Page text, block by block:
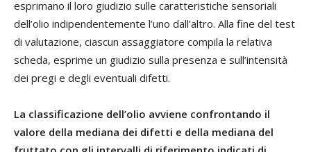
esprimano il loro giudizio sulle caratteristiche sensoriali
dell’olio indipendentemente l’uno dall’altro. Alla fine del test
di valutazione, ciascun assaggiatore compila la relativa
scheda, esprime un giudizio sulla presenza e sull’intensità
dei pregi e degli eventuali difetti.
La classificazione dell’olio avviene confrontando il
valore della mediana dei difetti e della mediana del